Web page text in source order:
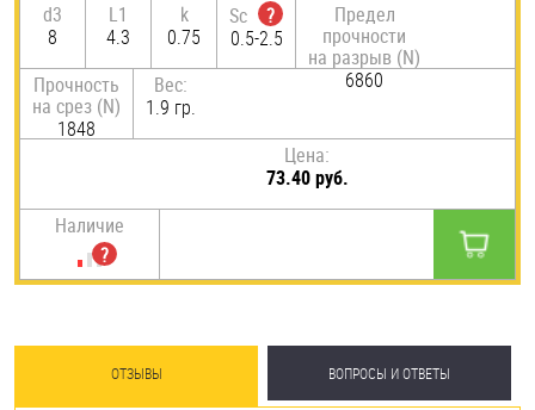
d3
8
L1
4.3
k
0.75
Sc
?
0.5-2.5
Предел
прочности
на разрыв (N)
6860
Прочность
на срез (N)
1848
Вес:
1.9 гр.
Цена:
73.40 руб.
Наличие
ОТЗЫВЫ ВОПРОСЫ И ОТВЕТЫ